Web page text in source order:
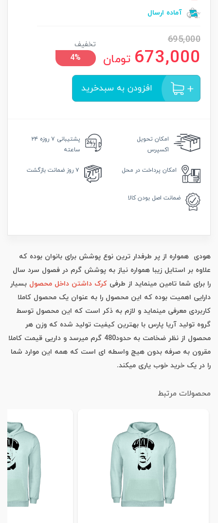
آماده ارسال
695,000
673,000 تومان
تخفیف
4%
افزودن به سبدخرید
امکان تحویل
اکسپرس
پشتیبانی
۷ روزه ۲۴
ساعته
امکان پرداخت در محل ۷ روز ضمانت بازگشت
ضمانت اصل بودن کالا
هودی همواره از پر طرفدار ترین نوع پوشش برای بانوان بوده که
علاوه بر استایل زیبا همواره نیاز به پوشش گرم در فصول سرد سال
را برای شما تامین مینماید از طرفی کرک داشتن داخل محصول بسیار
دارایی اهمیت بوده که این محصول را به عنوان یک محصول کاملا
کاربردی معرفی مینماید و لازم به ذکر است که این محصول توسط
گروه تولید آریا پارس با بهترین کیفیت تولید شده که وزن هر
محصول از نظر ضخامت به حدود480 گرم میرسد و داریی قیمت کاملا
مقرون به صرفه بدون هیچ واسطه ای است که همه این موارد شما
را در یک خرید خوب یاری میکند.
محصولات مرتبط